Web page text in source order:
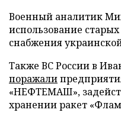
Военный аналитик
использование
снабжения
Также ВС России в
поражали
«НЕФТЕМАШ»,
хранении ракет